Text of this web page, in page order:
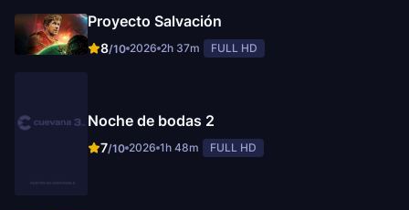
Proyecto Salvación
8/10 2026 2h 37m FULL HD
Noche de bodas 2
7/10 2026 1h 48m FULL HD